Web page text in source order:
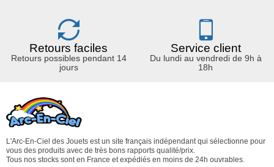
Retours faciles
Retours possibles pendant 14
jours
Service client
Du lundi au vendredi de 9h à
18h
L'Arc-En-Ciel des Jouets est un site français indépendant qui sélectionne pour
vous des produits avec de très bons rapports qualité/prix.
Tous nos stocks sont en France et expédiés en moins de 24h ouvrables.